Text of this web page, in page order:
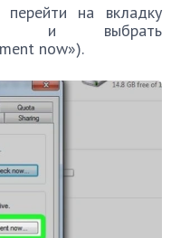
на вкладку
и выбрать
now»).